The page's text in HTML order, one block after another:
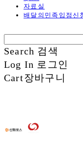
자료실
배달의민족입점신
Search 검색
Log In 로그인
Cart장바구니